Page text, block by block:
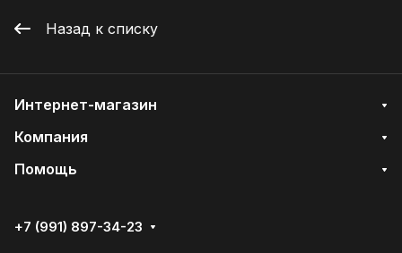
Назад к списку
Интернет-магазин
Компания
Помощь
+7 (991) 897-34-23